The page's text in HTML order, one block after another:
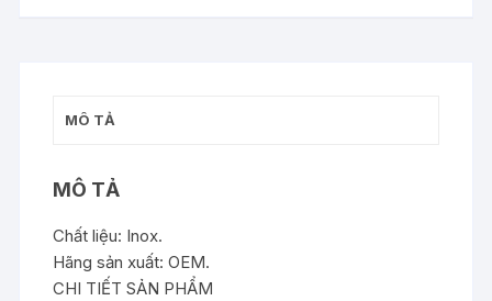
MÔ TẢ
MÔ TẢ
Chất liệu: Inox.
Hãng sản xuất: OEM.
CHI TIẾT SẢN PHẨM